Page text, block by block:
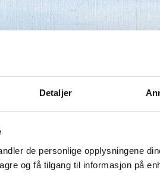
Detaljer
de personlige opplysningene
og få tilgang til informasjon på